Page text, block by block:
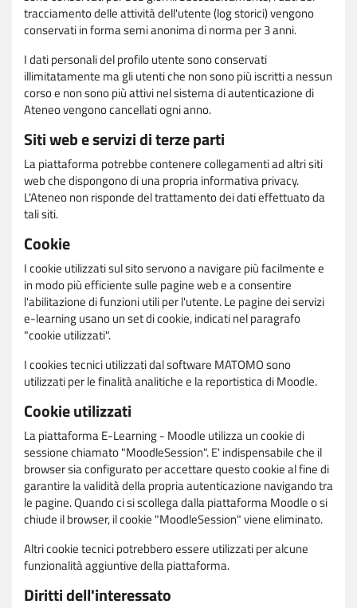
tracciamento delle attività dell'utente (log storici) vengono
conservati in forma semi anonima di norma per 3 anni.
I dati personali del profilo utente sono conservati
illimitatamente ma gli utenti che non sono più iscritti a nessun
corso e non sono più attivi nel sistema di autenticazione di
Ateneo vengono cancellati ogni anno.
Siti web e servizi di terze parti
La piattaforma potrebbe contenere collegamenti ad altri siti
web che dispongono di una propria informativa privacy.
L'Ateneo non risponde del trattamento dei dati effettuato da
tali siti.
Cookie
I cookie utilizzati sul sito servono a navigare più facilmente e
in modo più efficiente sulle pagine web e a consentire
l'abilitazione di funzioni utili per l'utente. Le pagine dei servizi
e-learning usano un set di cookie, indicati nel paragrafo
"cookie utilizzati".
I cookies tecnici utilizzati dal software MATOMO sono
utilizzati per le finalità analitiche e la reportistica di Moodle.
Cookie utilizzati
La piattaforma E-Learning - Moodle utilizza un cookie di
sessione chiamato "MoodleSession". E' indispensabile che il
browser sia configurato per accettare questo cookie al fine di
garantire la validità della propria autenticazione navigando tra
le pagine. Quando ci si scollega dalla piattaforma Moodle o si
chiude il browser, il cookie "MoodleSession" viene eliminato.
Altri cookie tecnici potrebbero essere utilizzati per alcune
funzionalità aggiuntive della piattaforma.
Diritti dell'interessato